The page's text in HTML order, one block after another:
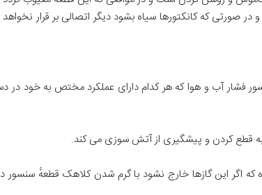
که کانکتورها سیاه بشود دیگر اتصالی بر قرار
فشار آب و هوا که هر کدام دارای عملکرد مختص به خود در
به قطع کردن و پیشگیری از آتش سوزی می کند.
اگر این گازها خارج نشود با گرم شدن کلاهک قطعهٔ سنسور